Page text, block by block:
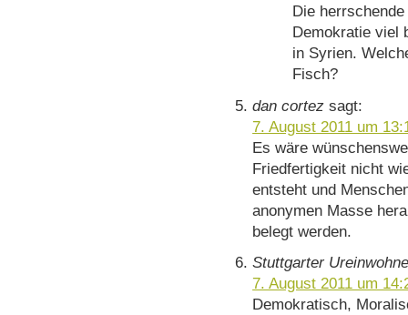
Die
Demokratie viel
in Syrien.
Fisch?
dan cortez sagt:
7. August 2011 um
Es wäre
Friedfertigkeit nicht
entsteht und
anonymen Masse
belegt werden.
Stuttgarter
7. August 2011 um
Demokratisch,